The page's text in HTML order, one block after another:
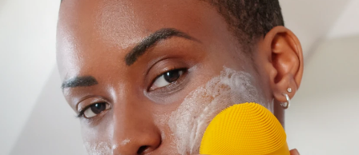
Мои приборы
Мои заказы
Мои адреса
Мои подписки
FAQ™ Pure Beauty-Tech Elixir
issa™ Teeth Whitening Set
English Deutsch
Español
Français
Italiano
Português
Svenska
Русский
Türkçe
简体中文 繁體中文